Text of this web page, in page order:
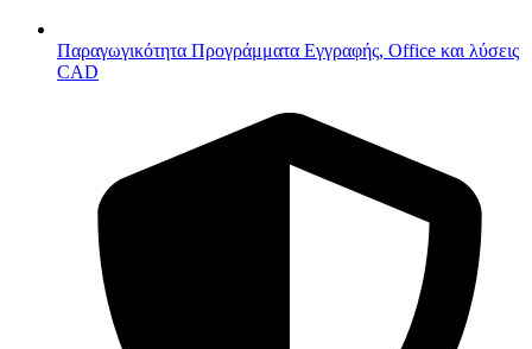
Παραγωγικότητα Προγράμματα Εγγραφής, Office και λύσεις
CAD